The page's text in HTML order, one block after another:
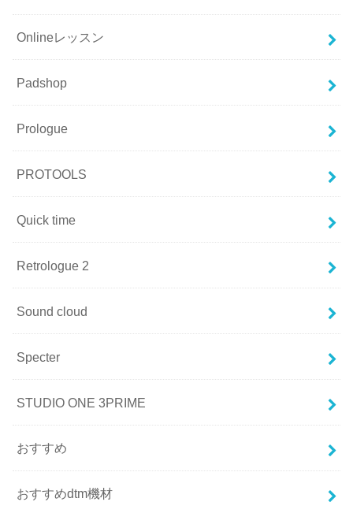
Onlineレッスン
Padshop
Prologue
PROTOOLS
Quick time
Retrologue 2
Sound cloud
Specter
STUDIO ONE 3PRIME
おすすめ
おすすめdtm機材